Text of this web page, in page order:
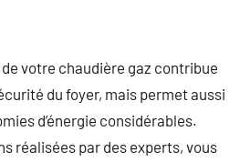
votre chaudière gaz contribue
du foyer, mais permet aussi
d’énergie considérables.
réalisées par des experts, vous